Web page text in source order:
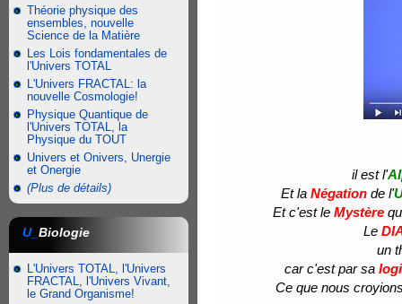
Théorie physique des
ensembles, nouvelle
Science de la Matière
Les Lois fondamentales de
l'Univers TOTAL
L'Univers FRACTAL: la
nouvelle Cosmologie!
Physique Quantique de
l'Univers TOTAL, la
Physique du TOUT
Univers et Onivers, Unergie
et Onergie
(Plus de détails)
U_ Biologie
L'Univers TOTAL, l'Univers
FRACTAL, l'Univers Vivant,
le Grand Organisme!
il est l'
Et la Négationde l'
Et c'est le Mystère
Le
un
car c'est par sa
Ce que nous